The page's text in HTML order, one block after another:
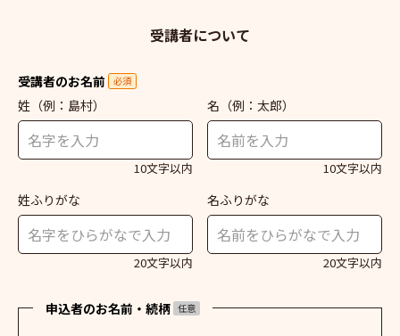
受講者について
受講者のお名前 必須
姓 （例：島村）
10文字以内
名 （例：太郎）
10文字以内
姓ふりがな
20文字以内
名ふりがな
20文字以内
申込者のお名前・続柄 任意